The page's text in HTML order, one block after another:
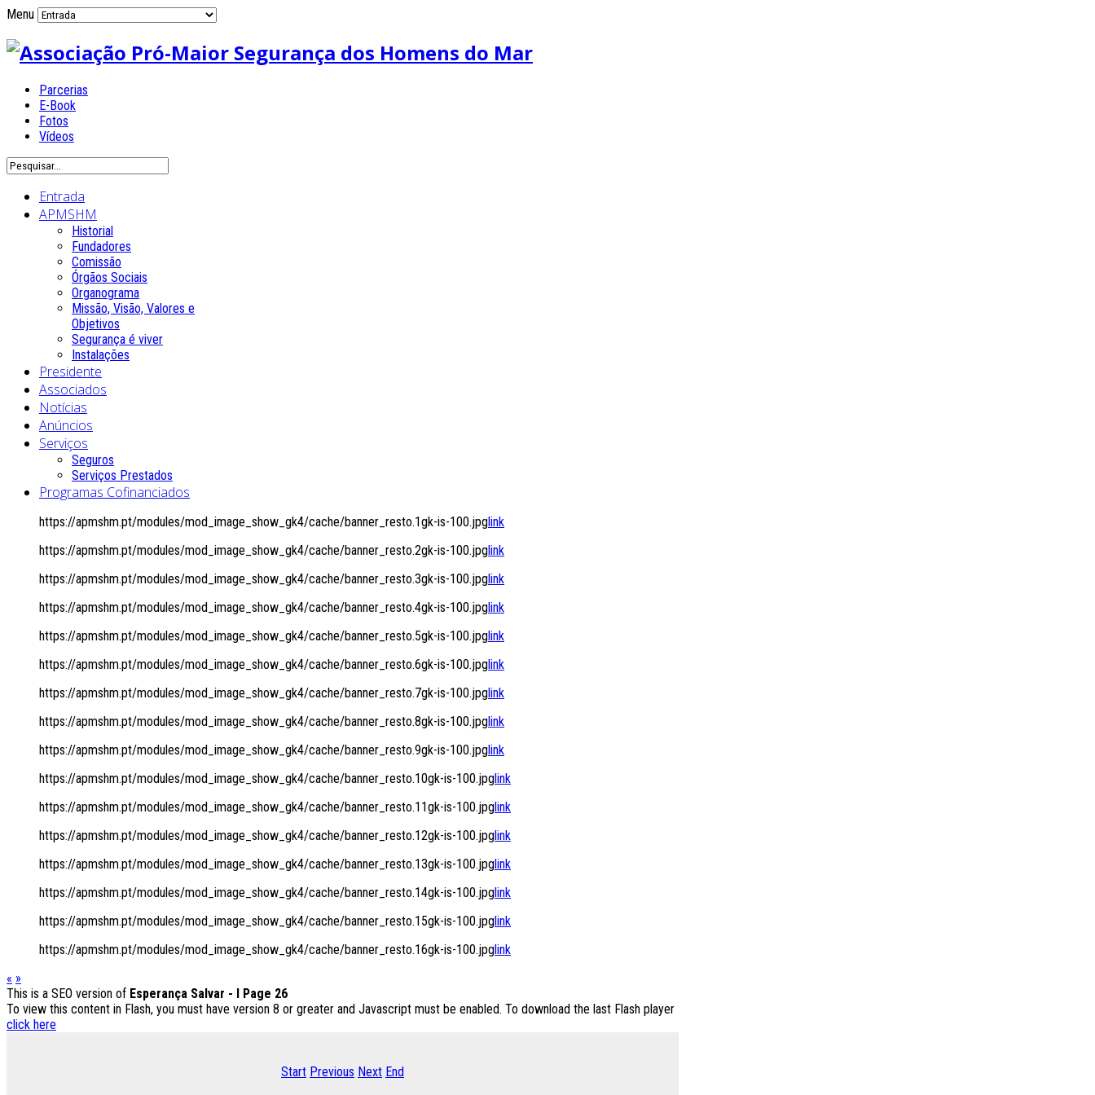
Menu
Parcerias
E-Book
Fotos
Vídeos
Entrada
APMSHM
Historial
Fundadores
Comissão
Órgãos Sociais
Organograma
Missão, Visão, Valores e
Objetivos
Segurança é viver
Instalações
Presidente
Associados
Notícias
Anúncios
Serviços
Seguros
Serviços Prestados
Programas Cofinanciados
https://apmshm.pt/modules/mod_image_show_gk4/cache/banner_resto.1gk-is-100.jpglink
https://apmshm.pt/modules/mod_image_show_gk4/cache/banner_resto.2gk-is-100.jpglink
https://apmshm.pt/modules/mod_image_show_gk4/cache/banner_resto.3gk-is-100.jpglink
https://apmshm.pt/modules/mod_image_show_gk4/cache/banner_resto.4gk-is-100.jpglink
https://apmshm.pt/modules/mod_image_show_gk4/cache/banner_resto.5gk-is-100.jpglink
https://apmshm.pt/modules/mod_image_show_gk4/cache/banner_resto.6gk-is-100.jpglink
https://apmshm.pt/modules/mod_image_show_gk4/cache/banner_resto.7gk-is-100.jpglink
https://apmshm.pt/modules/mod_image_show_gk4/cache/banner_resto.8gk-is-100.jpglink
https://apmshm.pt/modules/mod_image_show_gk4/cache/banner_resto.9gk-is-100.jpglink
https://apmshm.pt/modules/mod_image_show_gk4/cache/banner_resto.10gk-is-100.jpglink
https://apmshm.pt/modules/mod_image_show_gk4/cache/banner_resto.11gk-is-100.jpglink
https://apmshm.pt/modules/mod_image_show_gk4/cache/banner_resto.12gk-is-100.jpglink
https://apmshm.pt/modules/mod_image_show_gk4/cache/banner_resto.13gk-is-100.jpglink
https://apmshm.pt/modules/mod_image_show_gk4/cache/banner_resto.14gk-is-100.jpglink
https://apmshm.pt/modules/mod_image_show_gk4/cache/banner_resto.15gk-is-100.jpglink
https://apmshm.pt/modules/mod_image_show_gk4/cache/banner_resto.16gk-is-100.jpglink
« »
This is a SEO version of Esperança Salvar - I Page 26
To view this content in Flash, you must have version 8 or greater and Javascript must be enabled. To download the last Flash player
click here
Start Previous Next End